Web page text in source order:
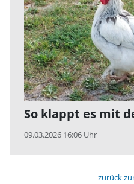
So klappt es mit
09.03.2026 16:06 Uhr
zurück